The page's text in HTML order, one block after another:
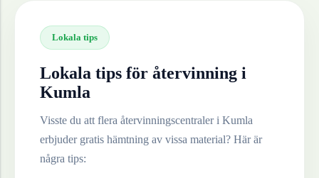
Lokala tips
Lokala tips för återvinning i
Kumla
Visste du att flera återvinningscentraler i Kumla
erbjuder gratis hämtning av vissa material? Här är
några tips: